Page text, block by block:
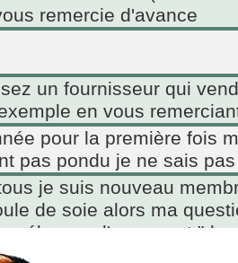
remercie d'avance
un fournisseur qui
en vous
pour la première fois
pas pondu je ne sais
je suis nouveau
de soie alors ma
d'ornement
poussins qui vont avoir